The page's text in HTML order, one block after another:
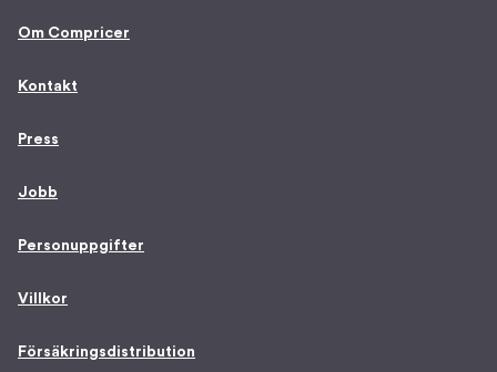
Om Compricer
Kontakt
Press
Jobb
Personuppgifter
Villkor
Försäkringsdistribution